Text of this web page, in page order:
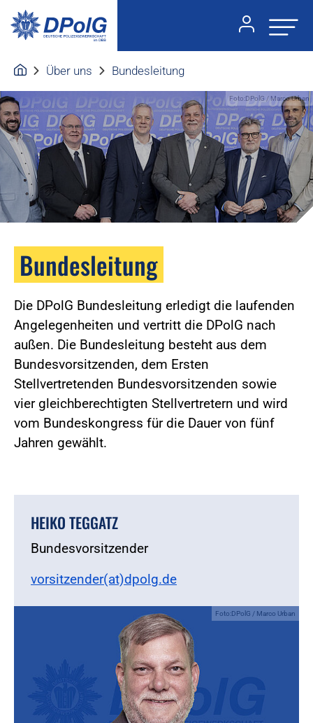
Über uns Bundesleitung
Foto:DPolG / Marco Urban
Bundesleitung
Die DPolG Bundesleitung erledigt die laufenden
Angelegenheiten und vertritt die DPolG nach
außen. Die Bundesleitung besteht aus dem
Bundesvorsitzenden, dem Ersten
Stellvertretenden Bundesvorsitzenden sowie
vier gleichberechtigten Stellvertretern und wird
vom Bundeskongress für die Dauer von fünf
Jahren gewählt.
HEIKO TEGGATZ
Bundesvorsitzender
vorsitzender(at)dpolg.de
Foto:DPolG / Marco Urban